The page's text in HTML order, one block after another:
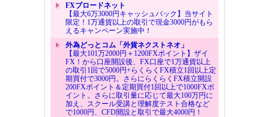
FXブロードネット
【最大6万3000円キャッシュバック】当サイト
限定！1万通貨以上の取引で現金3000円がもら
えるキャンペーン実施中！
外為どっとコム「外貨ネクストネオ」
【最大101万2000円＋1200FXポイント】ザイ
FX！から口座開設後、FX口座で1万通貨以上
の取引1回で5000円+らくらくFX積立1回以上定
期買付で3000円。さらにらくらくFX積立開設
200FXポイント＆定期買付1回以上で1000FXポ
イント。さらに取引量に応じて最大100万円に
加え、スクール受講と理解度テスト合格など
で1000円、CFD開設と取引で最大4000円！